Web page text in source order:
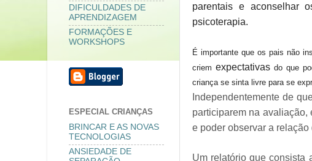
parentais e aconselhar
psicoterapia.
É importante que os pais não
criemexpectativas do que
criança se sinta livre para se
Independentemente de
participarem na avaliação,
e poder observar a
Um relatório que consista
DIFICULDADES DE
APRENDIZAGEM
FORMAÇÕES E
WORKSHOPS
ESPECIAL CRIANÇAS
BRINCAR E AS NOVAS
TECNOLOGIAS
ANSIEDADE DE